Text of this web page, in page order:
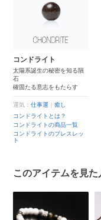
コンドライト
太陽系誕生の秘密を知る隕
石
確固たる意志をもたらす
運気：仕事運 ｜癒し
コンドライトとは？
コンドライトの商品一覧
コンドライトのブレスレッ
ト
このアイテムを見